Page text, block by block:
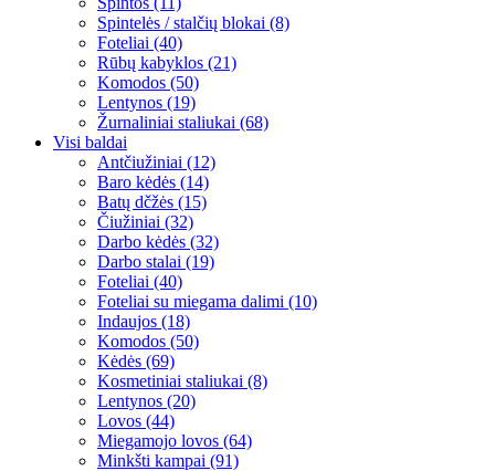
Spintelės / stalčių blokai (8)
Foteliai (40)
Rūbų kabyklos (21)
Komodos (50)
Lentynos (19)
Žurnaliniai staliukai (68)
Visi baldai
Antčiužiniai (12)
Baro kėdės (14)
Batų dčžės (15)
Čiužiniai (32)
Darbo kėdės (32)
Darbo stalai (19)
Foteliai (40)
Foteliai su miegama dalimi (10)
Indaujos (18)
Komodos (50)
Kėdės (69)
Kosmetiniai staliukai (8)
Lentynos (20)
Lovos (44)
Miegamojo lovos (64)
Minkšti kampai (91)